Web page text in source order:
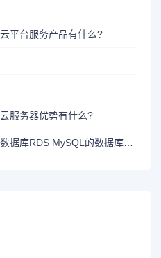
平台服务产品有什么?
服务器优势有什么?
常德阿里云代理商：阿里云云数据库RDS MySQL的数据库性能优化技巧？